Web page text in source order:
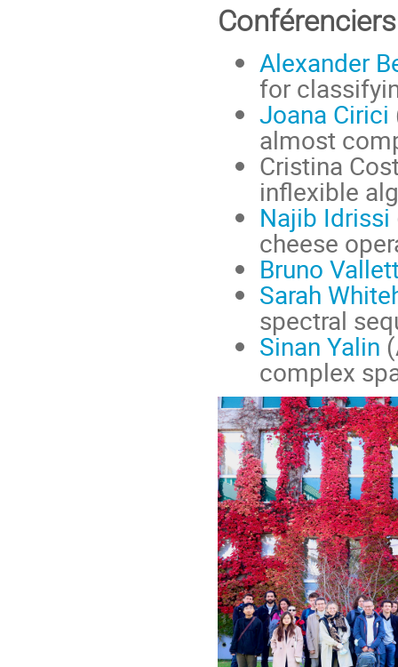
Alexander
for
Joana Cirici
almost
Cristina
inflexible
Najib Idrissi
cheese
Bruno
Sarah
spectral
Sinan Yalin
complex